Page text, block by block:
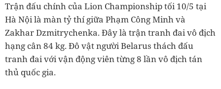
Trận đấu chính của Lion Championship tối 10/5 tại
Hà Nội là màn tỷ thí giữa Phạm Công Minh và
Zakhar Dzmitrychenka. Đây là trận tranh đai vô địch
hạng cân 84 kg. Đô vật người Belarus thách đấu
tranh đai với vận động viên từng 8 lần vô địch tán
thủ quốc gia.